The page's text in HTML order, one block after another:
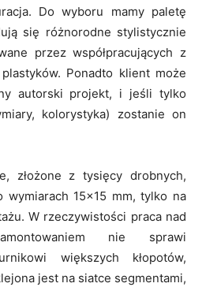
Do wyboru mamy paletę
się różnorodne stylistycznie
przez współpracujących z
Ponadto klient może
autorski projekt, i jeśli tylko
kolorystyka) zostanie on
złożone z tysięcy drobnych,
wymiarach 15×15 mm, tylko na
W rzeczywistości praca nad
nie sprawi
większych kłopotów,
jest na siatce segmentami,